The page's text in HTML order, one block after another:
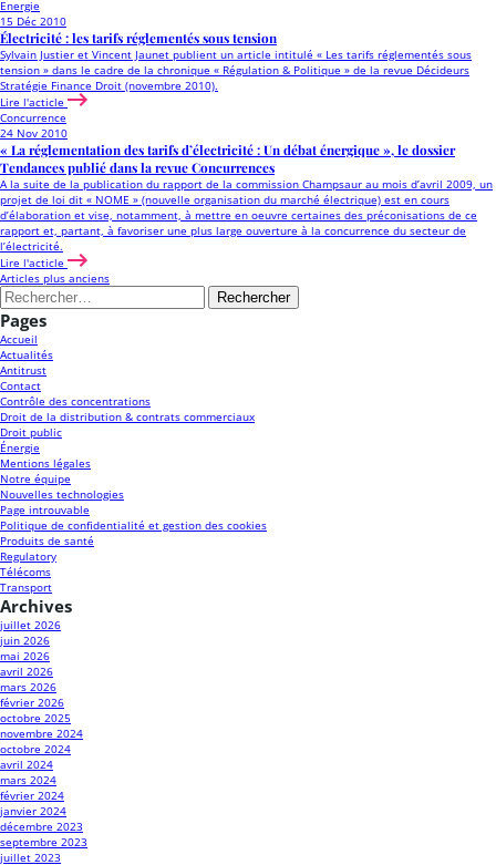
Energie
15 Déc 2010
Électricité : les tarifs réglementés sous tension
Sylvain Justier et Vincent Jaunet publient un article intitulé « Les tarifs réglementés sous
tension » dans le cadre de la chronique « Régulation & Politique » de la revue Décideurs
Stratégie Finance Droit (novembre 2010).
Lire l'acticle
Concurrence
24 Nov 2010
« La réglementation des tarifs d’électricité : Un débat énergique », le dossier
Tendances publié dans la revue Concurrences
A la suite de la publication du rapport de la commission Champsaur au mois d’avril 2009, un
projet de loi dit « NOME » (nouvelle organisation du marché électrique) est en cours
d’élaboration et vise, notamment, à mettre en oeuvre certaines des préconisations de ce
rapport et, partant, à favoriser une plus large ouverture à la concurrence du secteur de
l’électricité.
Lire l'acticle
Navigation
des
articles
Articles plus anciens
Rechercher :
Pages
Accueil
Actualités
Antitrust
Contact
Contrôle des concentrations
Droit de la distribution & contrats commerciaux
Droit public
Énergie
Mentions légales
Notre équipe
Nouvelles technologies
Page introuvable
Politique de confidentialité et gestion des cookies
Produits de santé
Regulatory
Télécoms
Transport
Archives
juillet 2026
juin 2026
mai 2026
avril 2026
mars 2026
février 2026
octobre 2025
novembre 2024
octobre 2024
avril 2024
mars 2024
février 2024
janvier 2024
décembre 2023
septembre 2023
juillet 2023